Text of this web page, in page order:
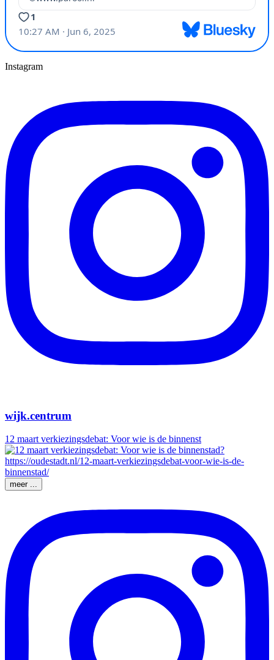
Instagram
wijk.centrum
12 maart verkiezingsdebat: Voor wie is de binnenst
meer ...